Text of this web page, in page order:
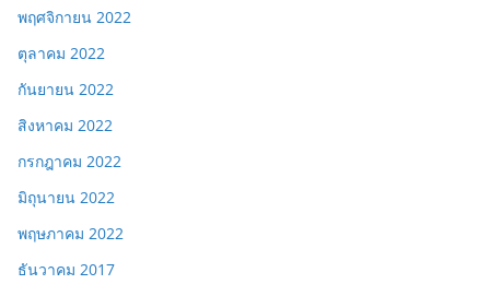
พฤศจิกายน 2022
ตุลาคม 2022
กันยายน 2022
สิงหาคม 2022
กรกฎาคม 2022
มิถุนายน 2022
พฤษภาคม 2022
ธันวาคม 2017